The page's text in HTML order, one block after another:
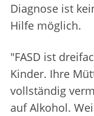
Diagnose ist
Hilfe möglich.
"FASD ist
Kinder. Ihre
vollständig
auf Alkohol.